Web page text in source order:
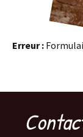
Erreur :